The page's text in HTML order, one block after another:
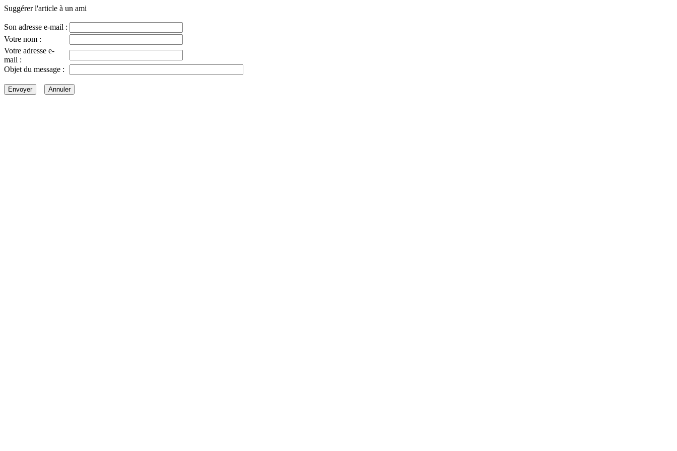
Suggérer l'article à un ami
Son adresse e-mail :
Votre nom :
Votre adresse e-
mail :
Objet du message :